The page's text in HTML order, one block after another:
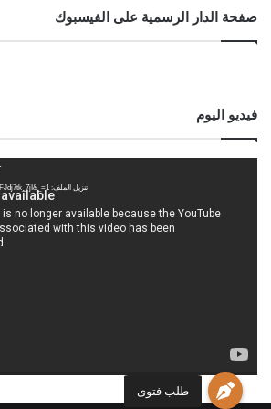
طلب فتوى
عَلَى الْعَيْنِ الضَّائِعَةِ وَالْمَغْصُوبَةِ” [الشرح الكبير: 1/474].
وصلى الله على سيدنا محمد وعلى
حسن بن سالم الشريف
صفحة الدار الرسمية على الفيسبوك
فيديو اليوم
تنزيل الملف: https://www.youtube.com/watch?v=FJdj7tk_7jI&_=1